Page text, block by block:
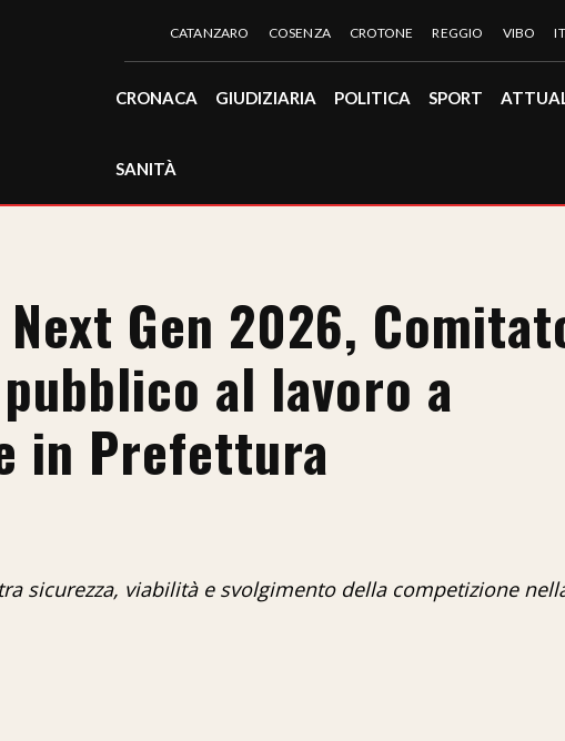
CATANZARO COSENZA CROTONE REGGIO VIBO
CRONACA GIUDIZIARIA POLITICA SPORT
SANITÀ
Gen 2026,
al lavoro a
in Prefettura
sicurezza, viabilità e svolgimento della competizione